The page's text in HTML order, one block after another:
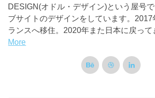
DESIGN(オドル・デザイン)という屋号
ブサイトのデザインをしています。2017
ランスへ移住。2020年また日本に戻って
More